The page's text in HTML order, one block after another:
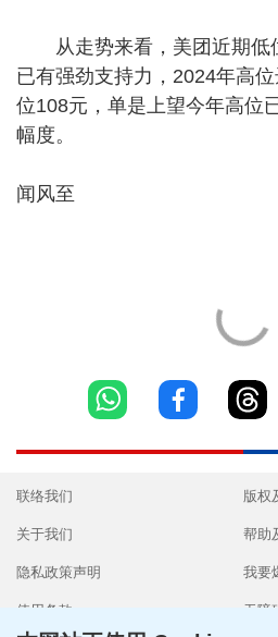
从走势来看，美团近期低
已有强劲支持力，2024年高
位108元，单是上望今年高位
幅度。
闻风至
联络我们
关于我们
隐私政策声明
使用条款
版权
帮助
我要
无障